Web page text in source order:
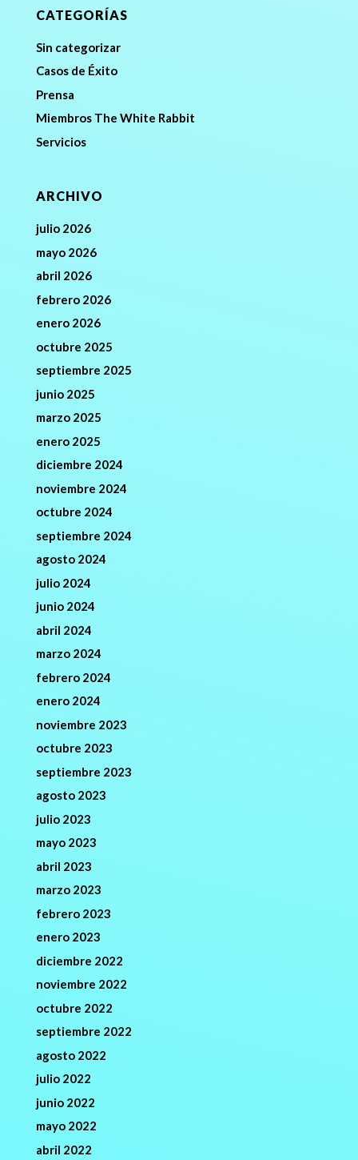
CATEGORÍAS
Sin categorizar
Casos de Éxito
Prensa
Miembros The White Rabbit
Servicios
ARCHIVO
julio 2026
mayo 2026
abril 2026
febrero 2026
enero 2026
octubre 2025
septiembre 2025
junio 2025
marzo 2025
enero 2025
diciembre 2024
noviembre 2024
octubre 2024
septiembre 2024
agosto 2024
julio 2024
junio 2024
abril 2024
marzo 2024
febrero 2024
enero 2024
noviembre 2023
octubre 2023
septiembre 2023
agosto 2023
julio 2023
mayo 2023
abril 2023
marzo 2023
febrero 2023
enero 2023
diciembre 2022
noviembre 2022
octubre 2022
septiembre 2022
agosto 2022
julio 2022
junio 2022
mayo 2022
abril 2022